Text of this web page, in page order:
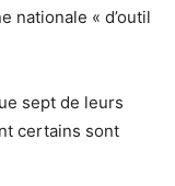
nationale « d’outil
sept de leurs
certains sont